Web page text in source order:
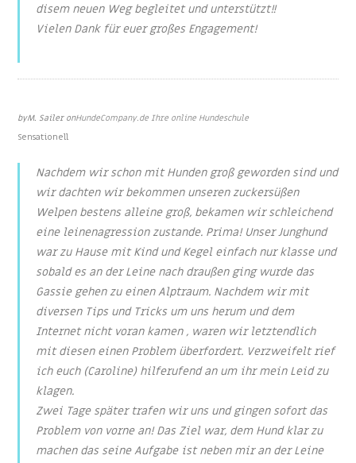
disem neuen Weg begleitet und unterstützt!!
Vielen Dank für euer großes Engagement!
byM. SaileronHundeCompany.de Ihre online Hundeschule
Sensationell
Nachdem wir schon mit Hunden groß geworden sind und
wir dachten wir bekommen unseren zuckersüßen
Welpen bestens alleine groß, bekamen wir schleichend
eine leinenagression zustande. Prima! Unser Junghund
war zu Hause mit Kind und Kegel einfach nur klasse und
sobald es an der Leine nach draußen ging wurde das
Gassie gehen zu einen Alptraum. Nachdem wir mit
diversen Tips und Tricks um uns herum und dem
Internet nicht voran kamen , waren wir letztendlich
mit diesen einen Problem überfordert. Verzweifelt rief
ich euch (Caroline) hilferufend an um ihr mein Leid zu
klagen.
Zwei Tage später trafen wir uns und gingen sofort das
Problem von vorne an! Das Ziel war, dem Hund klar zu
machen das seine Aufgabe ist neben mir an der Leine